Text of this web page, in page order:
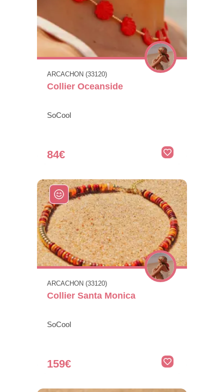
ARCACHON (33120)
Collier Oceanside
SoCool
84€
ARCACHON (33120)
Collier Santa Monica
SoCool
159€